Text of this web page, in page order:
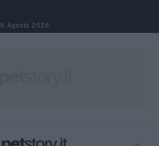
8 Agosto 2026